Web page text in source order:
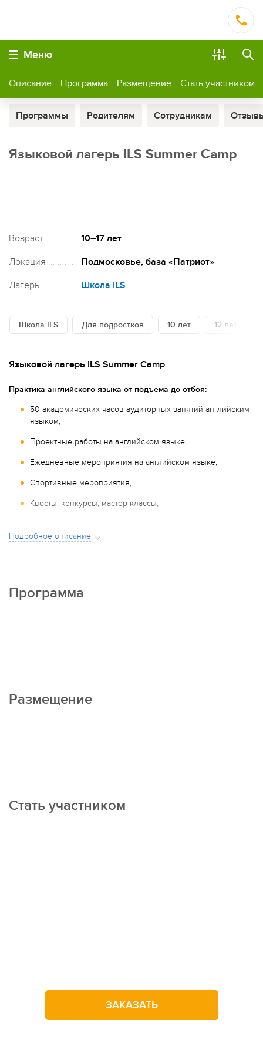
Меню
Программы Родителям Сотрудникам
Описание Программа Размещение Стать участником
Языковой лагерь ILS Summer Camp
Возраст
10–17 лет
Локация
Подмосковье, база «Патриот»
Лагерь
Школа ILS
Школа ILS Для подростков 10 лет 12 лет
Языковой лагерь ILS Summer Camp
Практика английского языка от подъема до отбоя:
50 академических часов аудиторных занятий английским
языком,
Проектные работы на английском языке,
Ежедневные мероприятия на английском языке,
Спортивные мероприятия,
Квесты, конкурсы, мастер-классы,
Подробное описание
Программа
Размещение
Стать участником
ЗАКАЗАТЬ